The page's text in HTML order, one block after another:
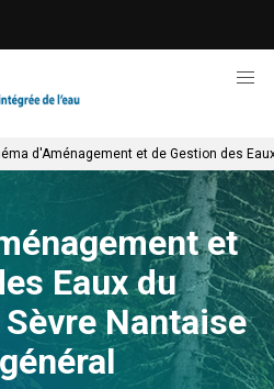
d'Aménagement et de Gestion des
et
Eaux du
Nantaise